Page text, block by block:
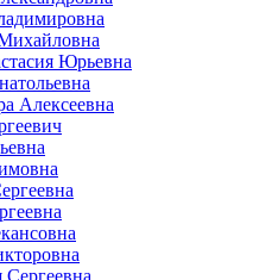
Юрьевна
Алексеевна